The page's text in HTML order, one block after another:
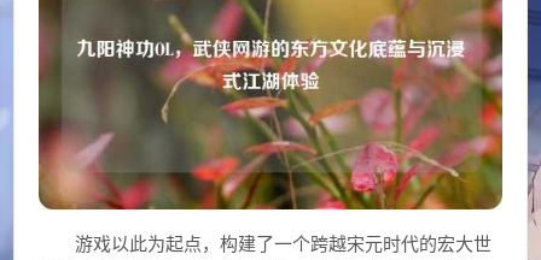
游戏以此为起点，构建了一个跨越宋元时代的宏大世